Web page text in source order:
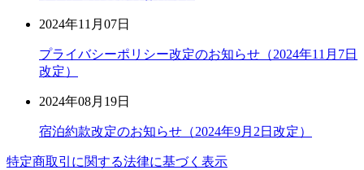
2024年11月07日
プライバシーポリシー改定のお知らせ（2024年11月7日
改定）
2024年08月19日
宿泊約款改定のお知らせ（2024年9月2日改定）
特定商取引に関する法律に基づく表示